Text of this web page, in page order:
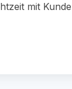
mit